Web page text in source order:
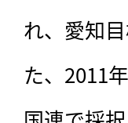
れ、愛知
た、2011